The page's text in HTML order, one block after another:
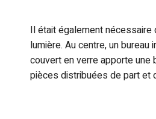
Il était également nécessaire
lumière. Au centre, un bureau
couvert en verre apporte une
pièces distribuées de part et